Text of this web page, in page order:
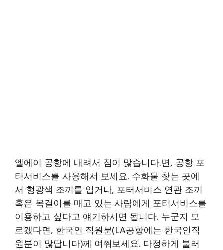
엘에이 공항에 내려서 짐이 많습니다.면, 공항 포
터서비스를 사용해서 보세요. 수화물 찾는 곳에
서 형광색 조끼를 입거나, 포터서비스 연관 조끼
혹은 목걸이를 매고 있는 사람에게 포터서비스를
이용하고 싶다고 얘기하시면 됩니다. 누군지 모
르겠다면, 한국인 직원분(LA공항에는 한국인직
원분이 많답니다)께 여쭤보세요. 다정하게 불러